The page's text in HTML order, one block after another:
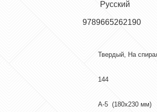
Русский
9789665262190
Твердый, На
144
А-5 (180x230 мм)